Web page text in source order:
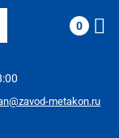
metakon.ru
0